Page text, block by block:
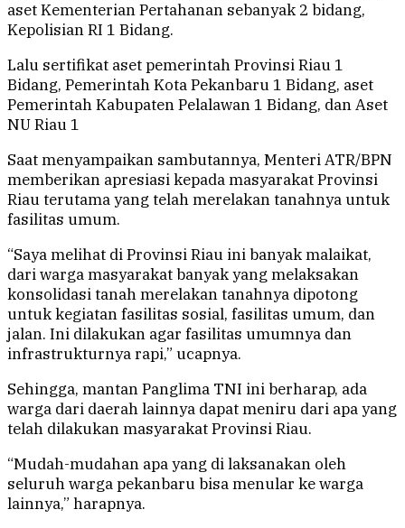
aset Kementerian Pertahanan sebanyak 2 bidang,
Kepolisian RI 1 Bidang.
Lalu sertifikat aset pemerintah Provinsi Riau 1
Bidang, Pemerintah Kota Pekanbaru 1 Bidang, aset
Pemerintah Kabupaten Pelalawan 1 Bidang, dan Aset
NU Riau 1
Saat menyampaikan sambutannya, Menteri ATR/BPN
memberikan apresiasi kepada masyarakat Provinsi
Riau terutama yang telah merelakan tanahnya untuk
fasilitas umum.
“Saya melihat di Provinsi Riau ini banyak malaikat,
dari warga masyarakat banyak yang melaksakan
konsolidasi tanah merelakan tanahnya dipotong
untuk kegiatan fasilitas sosial, fasilitas umum, dan
jalan. Ini dilakukan agar fasilitas umumnya dan
infrastrukturnya rapi,” ucapnya.
Sehingga, mantan Panglima TNI ini berharap, ada
warga dari daerah lainnya dapat meniru dari apa yang
telah dilakukan masyarakat Provinsi Riau.
“Mudah-mudahan apa yang di laksanakan oleh
seluruh warga pekanbaru bisa menular ke warga
lainnya,” harapnya.